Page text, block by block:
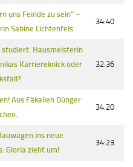
uns Feinde zu sein“ –
Sabine Lichtenfels
34:40
studiert. Hausmeisterin
Karriereknick oder
32:36
Aus Fäkalien Dünger
34:20
ins neue
Gloria zieht um!
34:23